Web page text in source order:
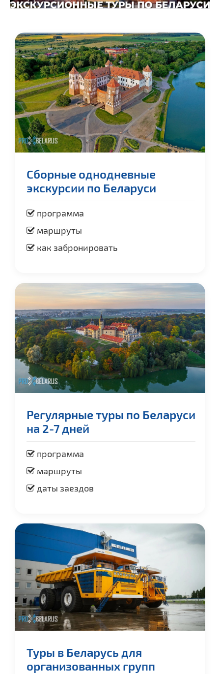
Сборные однодневные
экскурсии по Беларуси
программа
маршруты
как забронировать
Регулярные туры по Беларуси
на 2-7 дней
программа
маршруты
даты заездов
Туры в Беларусь для
организованных групп